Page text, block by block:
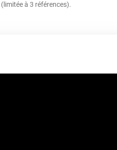
(limitée à 3 références).